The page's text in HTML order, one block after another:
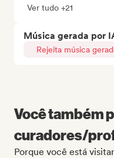
Ver tudo +21
Música gerada por
Rejeita música
Você também
curadores/
Porque você está